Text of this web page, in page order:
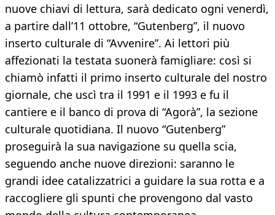
nuove chiavi di lettura, sarà dedicato ogni venerdì,
a partire dall’11 ottobre, “Gutenberg”, il nuovo
inserto culturale di “Avvenire”. Ai lettori più
affezionati la testata suonerà famigliare: così si
chiamò infatti il primo inserto culturale del nostro
giornale, che uscì tra il 1991 e il 1993 e fu il
cantiere e il banco di prova di “Agorà”, la sezione
culturale quotidiana. Il nuovo “Gutenberg”
proseguirà la sua navigazione su quella scia,
seguendo anche nuove direzioni: saranno le
grandi idee catalizzatrici a guidare la sua rotta e a
raccogliere gli spunti che provengono dal vasto